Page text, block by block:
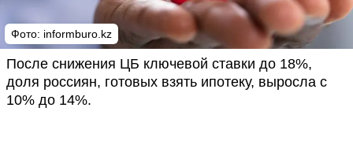
Фото: informburo.kz
После снижения ЦБ ключевой ставки до 18%,
доля россиян, готовых взять ипотеку, выросла с
10% до 14%.